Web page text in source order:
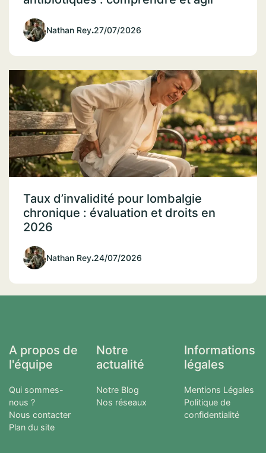
Nathan Rey.27/07/2026
Taux d’invalidité pour lombalgie
chronique : évaluation et droits en
2026
Nathan Rey.24/07/2026
A propos de
l'équipe
Qui sommes-
nous ?
Nous contacter
Plan du site
Notre
actualité
Notre Blog
Nos réseaux
Informations
légales
Mentions Légales
Politique de
confidentialité